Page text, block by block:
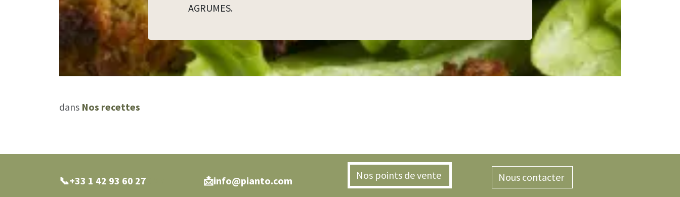
AGRUMES.
dans Nos recettes
📞+33 1 42 93 60 27 📩info@pianto.com Nos points de vente Nous contacter